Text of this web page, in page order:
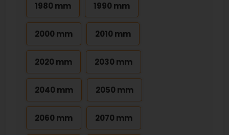
1980 mm 1990 mm
2000 mm 2010 mm
2020 mm 2030 mm
2040 mm 2050 mm
2060 mm 2070 mm